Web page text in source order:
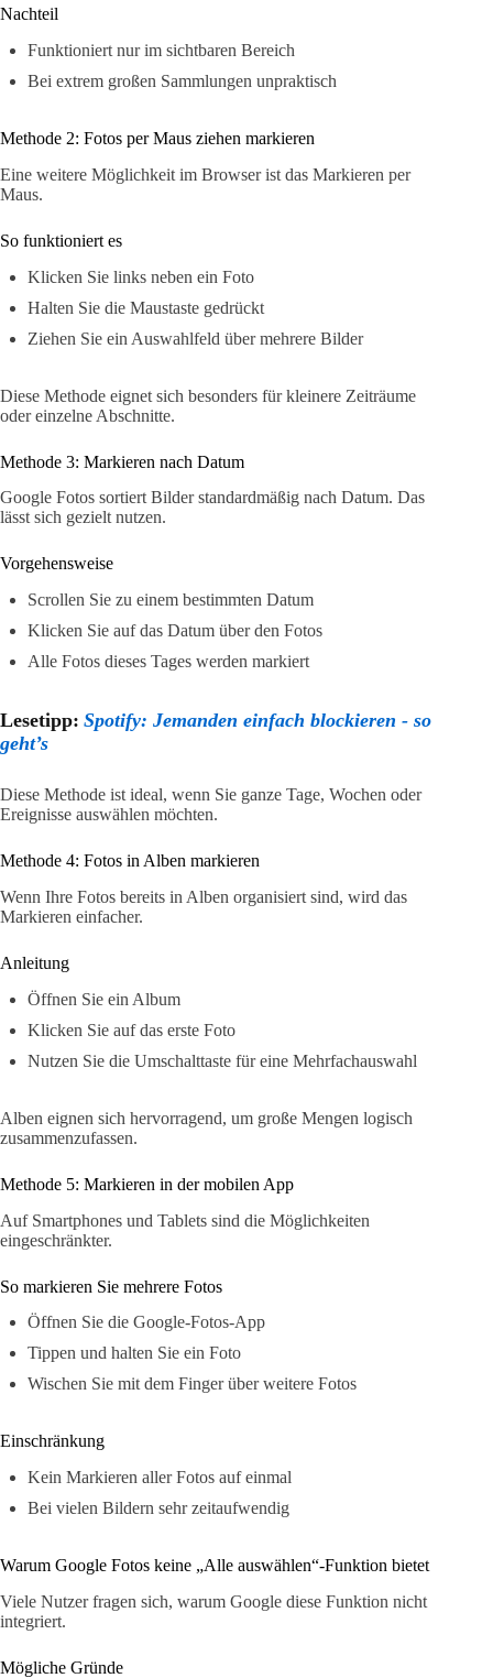
Nachteil
Funktioniert nur im sichtbaren Bereich
Bei extrem großen Sammlungen unpraktisch
Methode 2: Fotos per Maus ziehen markieren
Eine weitere Möglichkeit im Browser ist das Markieren per
Maus.
So funktioniert es
Klicken Sie links neben ein Foto
Halten Sie die Maustaste gedrückt
Ziehen Sie ein Auswahlfeld über mehrere Bilder
Diese Methode eignet sich besonders für kleinere Zeiträume
oder einzelne Abschnitte.
Methode 3: Markieren nach Datum
Google Fotos sortiert Bilder standardmäßig nach Datum. Das
lässt sich gezielt nutzen.
Vorgehensweise
Scrollen Sie zu einem bestimmten Datum
Klicken Sie auf das Datum über den Fotos
Alle Fotos dieses Tages werden markiert
Lesetipp: Spotify: Jemanden einfach blockieren - so
geht’s
Diese Methode ist ideal, wenn Sie ganze Tage, Wochen oder
Ereignisse auswählen möchten.
Methode 4: Fotos in Alben markieren
Wenn Ihre Fotos bereits in Alben organisiert sind, wird das
Markieren einfacher.
Anleitung
Öffnen Sie ein Album
Klicken Sie auf das erste Foto
Nutzen Sie die Umschalttaste für eine Mehrfachauswahl
Alben eignen sich hervorragend, um große Mengen logisch
zusammenzufassen.
Methode 5: Markieren in der mobilen App
Auf Smartphones und Tablets sind die Möglichkeiten
eingeschränkter.
So markieren Sie mehrere Fotos
Öffnen Sie die Google-Fotos-App
Tippen und halten Sie ein Foto
Wischen Sie mit dem Finger über weitere Fotos
Einschränkung
Kein Markieren aller Fotos auf einmal
Bei vielen Bildern sehr zeitaufwendig
Warum Google Fotos keine „Alle auswählen“-Funktion bietet
Viele Nutzer fragen sich, warum Google diese Funktion nicht
integriert.
Mögliche Gründe